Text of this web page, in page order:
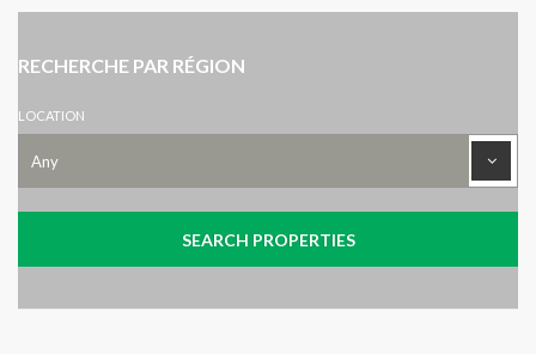
RECHERCHE PAR RÉGION
LOCATION